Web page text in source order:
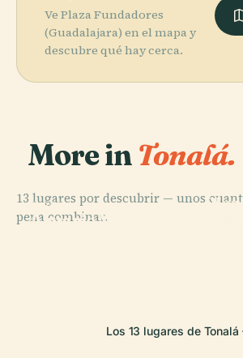
Ve Plaza Fundadores
(Guadalajara) en el mapa y
descubre qué hay cerca.
More in Tonalá.
13 lugares por descubrir — unos
pena combinar.
PLACE
Acuario Michin
PLACE
Los 13 lugares de Tonalá